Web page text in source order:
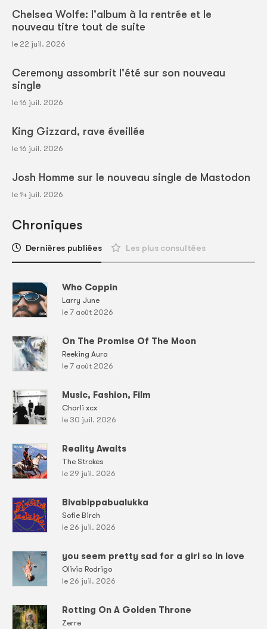
Chelsea Wolfe: l'album à la rentrée et le
nouveau titre tout de suite
le 22 juil. 2026
Ceremony assombrit l'été sur son nouveau
single
le 16 juil. 2026
King Gizzard, rave éveillée
le 16 juil. 2026
Josh Homme sur le nouveau single de Mastodon
le 14 juil. 2026
Chroniques
Dernières publiées Les plus consultées
Who Coppin
Larry June
le 7 août 2026
On The Promise Of The Moon
Reeking Aura
le 7 août 2026
Music, Fashion, Film
Charli xcx
le 30 juil. 2026
Reality Awaits
The Strokes
le 29 juil. 2026
Bivabippabualukka
Sofie Birch
le 26 juil. 2026
you seem pretty sad for a girl so in love
Olivia Rodrigo
le 26 juil. 2026
Rotting On A Golden Throne
Zerre